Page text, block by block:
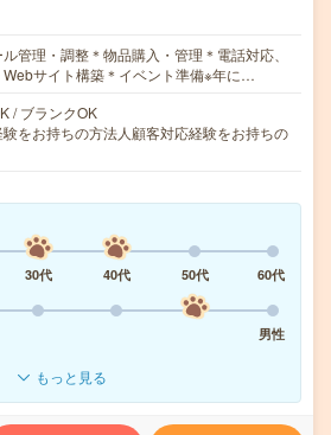
管理・調整＊物品購入・管理＊電話対応、
Webサイト構築＊イベント準備※年に…
/ ブランクOK
をお持ちの方法人顧客対応経験をお持ちの
30代 40代 50代
60代
男性
もっと見る